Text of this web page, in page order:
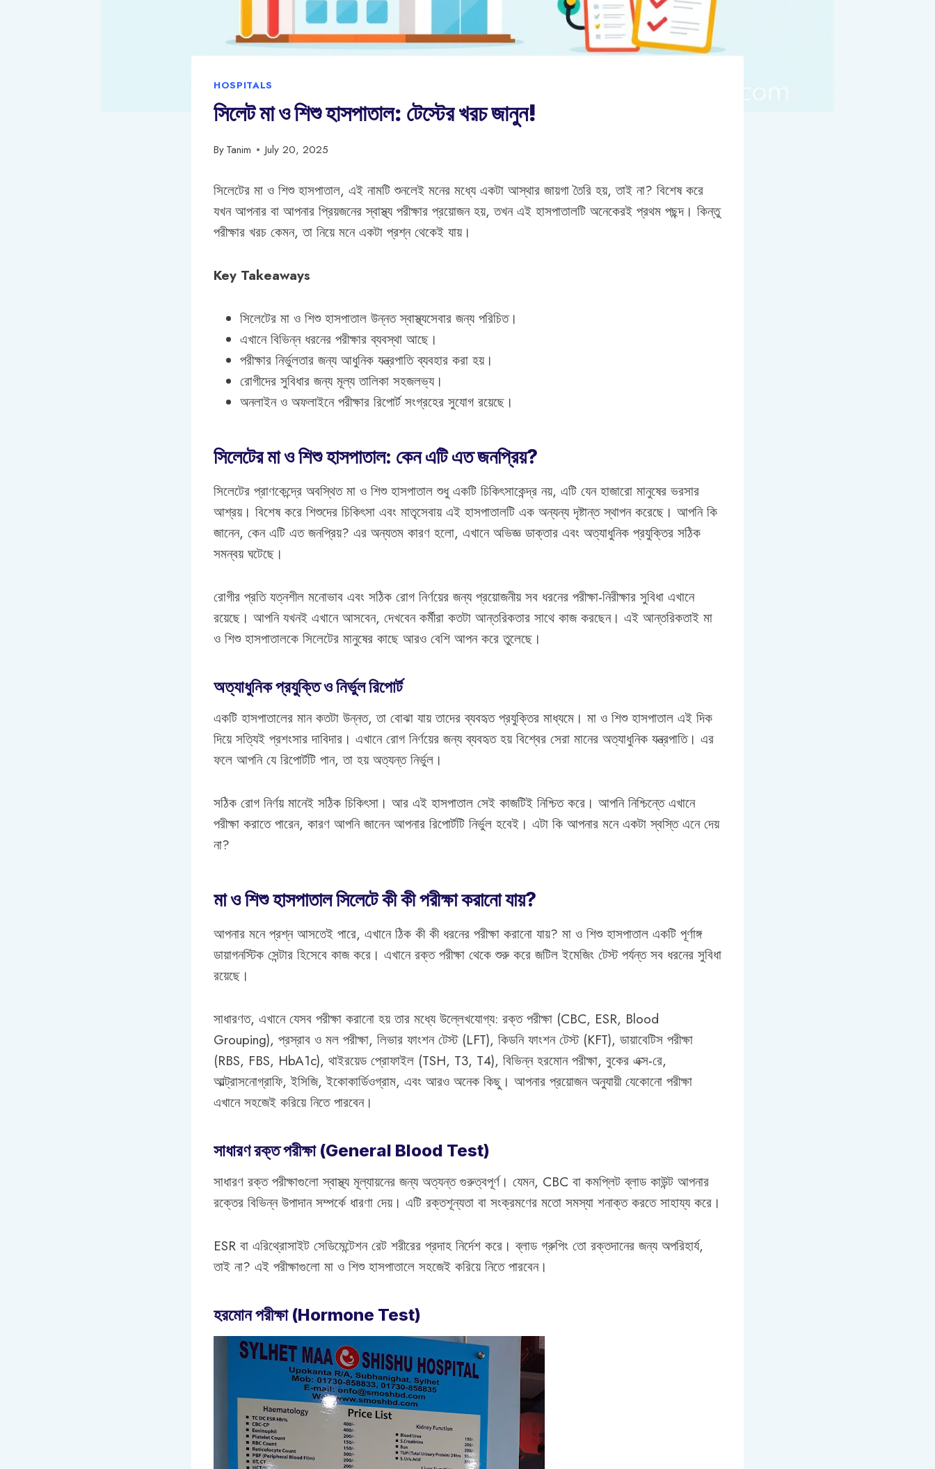
HOSPITALS
সিলেট মা ও শিশু হাসপাতাল: টেস্টের খরচ জানুন!
ByTanim July 20, 2025
সিলেটের মা ও শিশু হাসপাতাল, এই নামটি শুনলেই মনের মধ্যে একটা আস্থার জায়গা তৈরি হয়, তাই না? বিশেষ করে
যখন আপনার বা আপনার প্রিয়জনের স্বাস্থ্য পরীক্ষার প্রয়োজন হয়, তখন এই হাসপাতালটি অনেকেরই প্রথম পছন্দ। কিন্তু
পরীক্ষার খরচ কেমন, তা নিয়ে মনে একটা প্রশ্ন থেকেই যায়।
Key Takeaways
সিলেটের মা ও শিশু হাসপাতাল উন্নত স্বাস্থ্যসেবার জন্য পরিচিত।
এখানে বিভিন্ন ধরনের পরীক্ষার ব্যবস্থা আছে।
পরীক্ষার নির্ভুলতার জন্য আধুনিক যন্ত্রপাতি ব্যবহার করা হয়।
রোগীদের সুবিধার জন্য মূল্য তালিকা সহজলভ্য।
অনলাইন ও অফলাইনে পরীক্ষার রিপোর্ট সংগ্রহের সুযোগ রয়েছে।
সিলেটের মা ও শিশু হাসপাতাল: কেন এটি এত জনপ্রিয়?
সিলেটের প্রাণকেন্দ্রে অবস্থিত মা ও শিশু হাসপাতাল শুধু একটি চিকিৎসাকেন্দ্র নয়, এটি যেন হাজারো মানুষের ভরসার
আশ্রয়। বিশেষ করে শিশুদের চিকিৎসা এবং মাতৃসেবায় এই হাসপাতালটি এক অন্যন্য দৃষ্টান্ত স্থাপন করেছে। আপনি কি
জানেন, কেন এটি এত জনপ্রিয়? এর অন্যতম কারণ হলো, এখানে অভিজ্ঞ ডাক্তার এবং অত্যাধুনিক প্রযুক্তির সঠিক
সমন্বয় ঘটেছে।
রোগীর প্রতি যত্নশীল মনোভাব এবং সঠিক রোগ নির্ণয়ের জন্য প্রয়োজনীয় সব ধরনের পরীক্ষা-নিরীক্ষার সুবিধা এখানে
রয়েছে। আপনি যখনই এখানে আসবেন, দেখবেন কর্মীরা কতটা আন্তরিকতার সাথে কাজ করছেন। এই আন্তরিকতাই মা
ও শিশু হাসপাতালকে সিলেটের মানুষের কাছে আরও বেশি আপন করে তুলেছে।
অত্যাধুনিক প্রযুক্তি ও নির্ভুল রিপোর্ট
একটি হাসপাতালের মান কতটা উন্নত, তা বোঝা যায় তাদের ব্যবহৃত প্রযুক্তির মাধ্যমে। মা ও শিশু হাসপাতাল এই দিক
দিয়ে সত্যিই প্রশংসার দাবিদার। এখানে রোগ নির্ণয়ের জন্য ব্যবহৃত হয় বিশ্বের সেরা মানের অত্যাধুনিক যন্ত্রপাতি। এর
ফলে আপনি যে রিপোর্টটি পান, তা হয় অত্যন্ত নির্ভুল।
সঠিক রোগ নির্ণয় মানেই সঠিক চিকিৎসা। আর এই হাসপাতাল সেই কাজটিই নিশ্চিত করে। আপনি নিশ্চিন্তে এখানে
পরীক্ষা করাতে পারেন, কারণ আপনি জানেন আপনার রিপোর্টটি নির্ভুল হবেই। এটা কি আপনার মনে একটা স্বস্তি এনে দেয়
না?
মা ও শিশু হাসপাতাল সিলেটে কী কী পরীক্ষা করানো যায়?
আপনার মনে প্রশ্ন আসতেই পারে, এখানে ঠিক কী কী ধরনের পরীক্ষা করানো যায়? মা ও শিশু হাসপাতাল একটি পূর্ণাঙ্গ
ডায়াগনস্টিক সেন্টার হিসেবে কাজ করে। এখানে রক্ত পরীক্ষা থেকে শুরু করে জটিল ইমেজিং টেস্ট পর্যন্ত সব ধরনের সুবিধা
রয়েছে।
সাধারণত, এখানে যেসব পরীক্ষা করানো হয় তার মধ্যে উল্লেখযোগ্য: রক্ত পরীক্ষা (CBC, ESR, Blood
Grouping), প্রস্রাব ও মল পরীক্ষা, লিভার ফাংশন টেস্ট (LFT), কিডনি ফাংশন টেস্ট (KFT), ডায়াবেটিস পরীক্ষা
(RBS, FBS, HbA1c), থাইরয়েড প্রোফাইল (TSH, T3, T4), বিভিন্ন হরমোন পরীক্ষা, বুকের এক্স-রে,
আল্ট্রাসনোগ্রাফি, ইসিজি, ইকোকার্ডিওগ্রাম, এবং আরও অনেক কিছু। আপনার প্রয়োজন অনুযায়ী যেকোনো পরীক্ষা
এখানে সহজেই করিয়ে নিতে পারবেন।
সাধারণ রক্ত পরীক্ষা (General Blood Test)
সাধারণ রক্ত পরীক্ষাগুলো স্বাস্থ্য মূল্যায়নের জন্য অত্যন্ত গুরুত্বপূর্ণ। যেমন, CBC বা কমপ্লিট ব্লাড কাউন্ট আপনার
রক্তের বিভিন্ন উপাদান সম্পর্কে ধারণা দেয়। এটি রক্তশূন্যতা বা সংক্রমণের মতো সমস্যা শনাক্ত করতে সাহায্য করে।
ESR বা এরিথ্রোসাইট সেডিমেন্টেশন রেট শরীরের প্রদাহ নির্দেশ করে। ব্লাড গ্রুপিং তো রক্তদানের জন্য অপরিহার্য,
তাই না? এই পরীক্ষাগুলো মা ও শিশু হাসপাতালে সহজেই করিয়ে নিতে পারবেন।
হরমোন পরীক্ষা (Hormone Test)